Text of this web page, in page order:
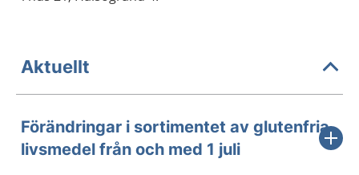
Aktuellt
Förändringar i sortimentet av glutenfria
livsmedel från och med 1 juli